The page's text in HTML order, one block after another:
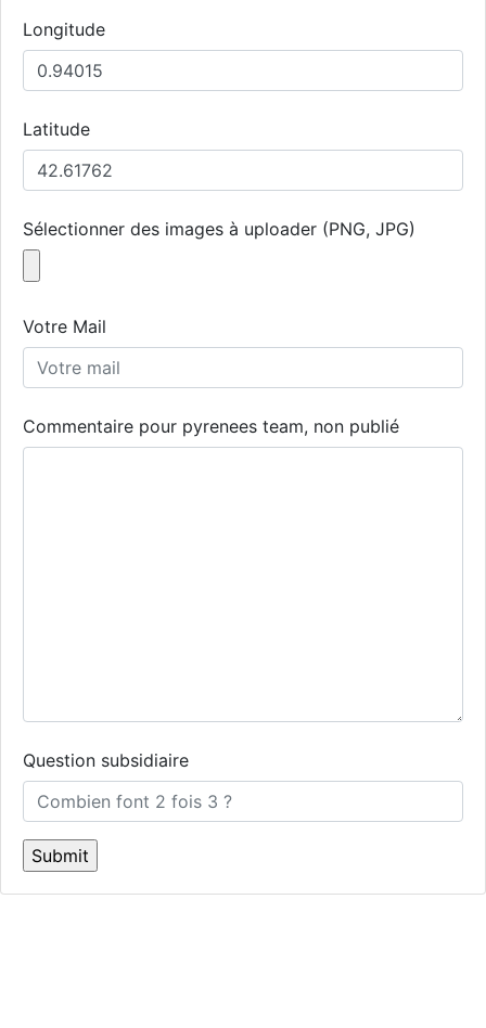
Longitude
Latitude
Sélectionner des images à uploader (PNG, JPG)
Votre Mail
Commentaire pour pyrenees team, non publié
Question subsidiaire